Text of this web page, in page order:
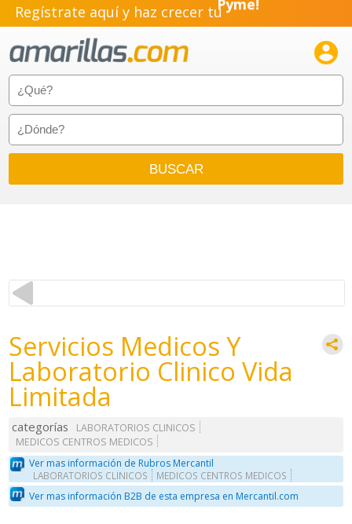
Regístrate aquí y haz crecer tuPyme!
Emprendimiento!

Servicios Medicos Y
Laboratorio Clinico Vida
Limitada
categorías
LABORATORIOS CLINICOS
MEDICOS CENTROS MEDICOS
Ver mas información de Rubros Mercantil
LABORATORIOS CLINICOS MEDICOS CENTROS MEDICOS
Ver mas información B2B de esta empresa en Mercantil.com